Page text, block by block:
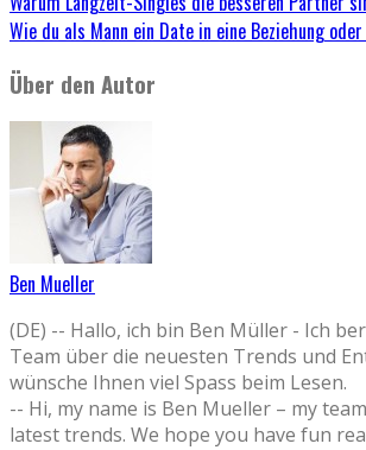
Wie du als Mann ein Date in eine Beziehung
Über den Autor
Ben Mueller
(DE) -- Hallo, ich bin Ben Müller - Ich
Team über die neuesten Trends und
wünsche Ihnen viel Spass
-- Hi, my name is Ben Mueller – my
latest trends. We hope you